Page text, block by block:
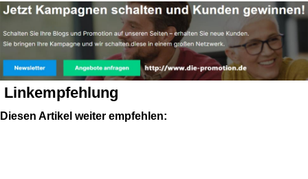
Linkempfehlung
Diesen Artikel weiter empfehlen: